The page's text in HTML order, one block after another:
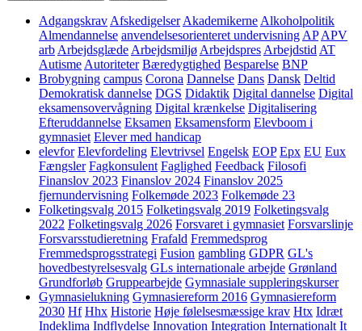
Adgangskrav Afskedigelser Akademikerne Alkoholpolitik
Almendannelse anvendelsesorienteret undervisning AP APV
arb Arbejdsglæde Arbejdsmiljø Arbejdspres Arbejdstid AT
Autisme Autoriteter Bæredygtighed Besparelse BNP
Brobygning campus Corona Dannelse Dans Dansk Deltid
Demokratisk dannelse DGS Didaktik Digital dannelse Digital
eksamensovervågning Digital krænkelse Digitalisering
Efteruddannelse Eksamen Eksamensform Elevboom i
gymnasiet Elever med handicap
elevfor Elevfordeling Elevtrivsel Engelsk EOP Epx EU Eux
Fængsler Fagkonsulent Faglighed Feedback Filosofi
Finanslov 2023 Finanslov 2024 Finanslov 2025
fjernundervisning Folkemøde 2023 Folkemøde 23
Folketingsvalg 2015 Folketingsvalg 2019 Folketingsvalg
2022 Folketingsvalg 2026 Forsvaret i gymnasiet Forsvarslinje
Forsvarsstudieretning Frafald Fremmedsprog
Fremmedsprogsstrategi Fusion gambling GDPR GL's
hovedbestyrelsesvalg GLs internationale arbejde Grønland
Grundforløb Gruppearbejde Gymnasiale suppleringskurser
Gymnasielukning Gymnasiereform 2016 Gymnasiereform
2030 Hf Hhx Historie Høje følelsesmæssige krav Htx Idræt
Indeklima Indflydelse Innovation Integration Internationalt It